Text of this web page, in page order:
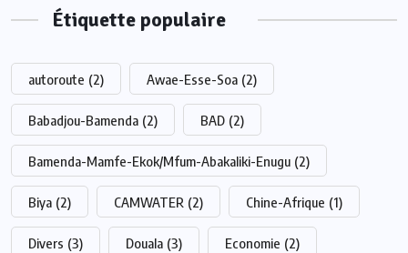
Étiquette populaire
autoroute (2) Awae-Esse-Soa (2)
Babadjou-Bamenda (2) BAD (2)
Bamenda-Mamfe-Ekok/Mfum-Abakaliki-Enugu (2)
Biya (2) CAMWATER (2) Chine-Afrique (1)
Divers (3) Douala (3) Economie (2)